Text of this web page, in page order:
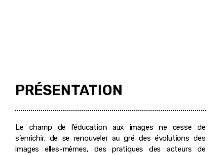
PRÉSENTATION
Le champ de l’éducation aux images ne cesse de
s’enrichir, de se renouveler au gré des évolutions des
images elles-mêmes, des pratiques des acteurs de